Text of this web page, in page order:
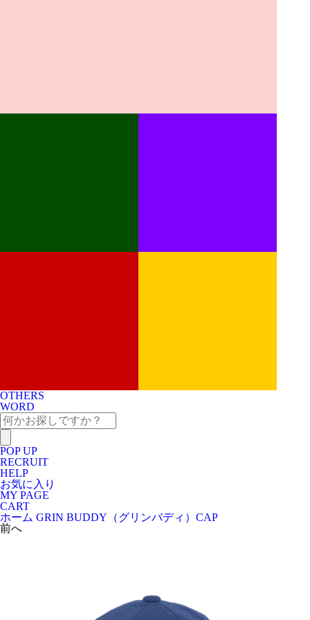
OTHERS
WORD
POP UP
RECRUIT
HELP
お気に入り
MY PAGE
CART
ホーム GRIN BUDDY（グリンバディ） CAP
前へ